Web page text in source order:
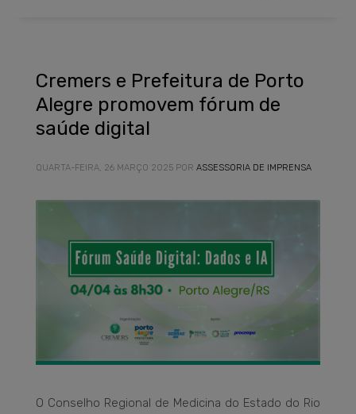
Cremers e Prefeitura de Porto
Alegre promovem fórum de
saúde digital
QUARTA-FEIRA, 26 MARÇO 2025 POR ASSESSORIA DE IMPRENSA
O Conselho Regional de Medicina do Estado do Rio